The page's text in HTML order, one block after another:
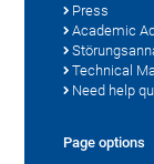
Press
Academic
Technical
Need help
Page options